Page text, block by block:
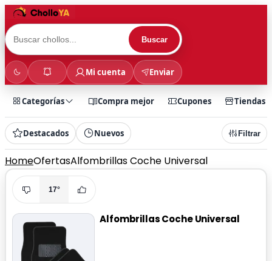
Buscar
Mi cuenta Enviar
Categorías Compra mejor Cupones Tiendas
Destacados Nuevos Filtrar
HomeOfertasAlfombrillas Coche Universal
17°
Alfombrillas Coche Universal